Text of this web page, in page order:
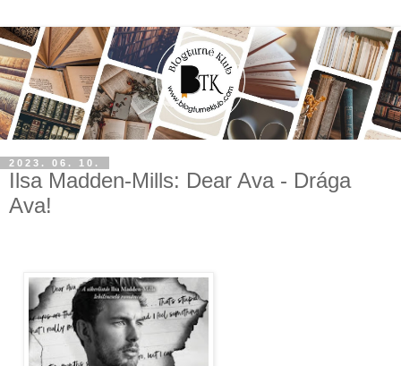
2023. 06. 10.
Ilsa Madden-Mills: Dear ​Ava - Drága
Ava!